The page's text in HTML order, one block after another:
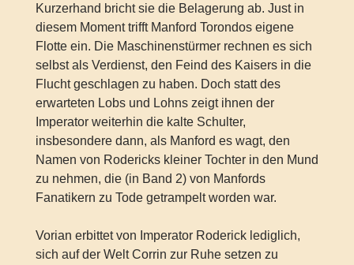
Kurzerhand bricht sie die Belagerung ab. Just in
diesem Moment trifft Manford Torondos eigene
Flotte ein. Die Maschinenstürmer rechnen es sich
selbst als Verdienst, den Feind des Kaisers in die
Flucht geschlagen zu haben. Doch statt des
erwarteten Lobs und Lohns zeigt ihnen der
Imperator weiterhin die kalte Schulter,
insbesondere dann, als Manford es wagt, den
Namen von Rodericks kleiner Tochter in den Mund
zu nehmen, die (in Band 2) von Manfords
Fanatikern zu Tode getrampelt worden war.
Vorian erbittet von Imperator Roderick lediglich,
sich auf der Welt Corrin zur Ruhe setzen zu